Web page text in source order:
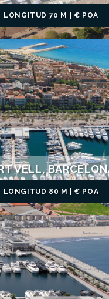
LONGITUD 70 M | € POA
VELL,
LONGITUD 80 M | € POA